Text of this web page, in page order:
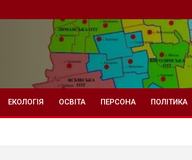
ЕКОЛОГІЯ ОСВІТА ПЕРСОНА ПОЛІТИКА